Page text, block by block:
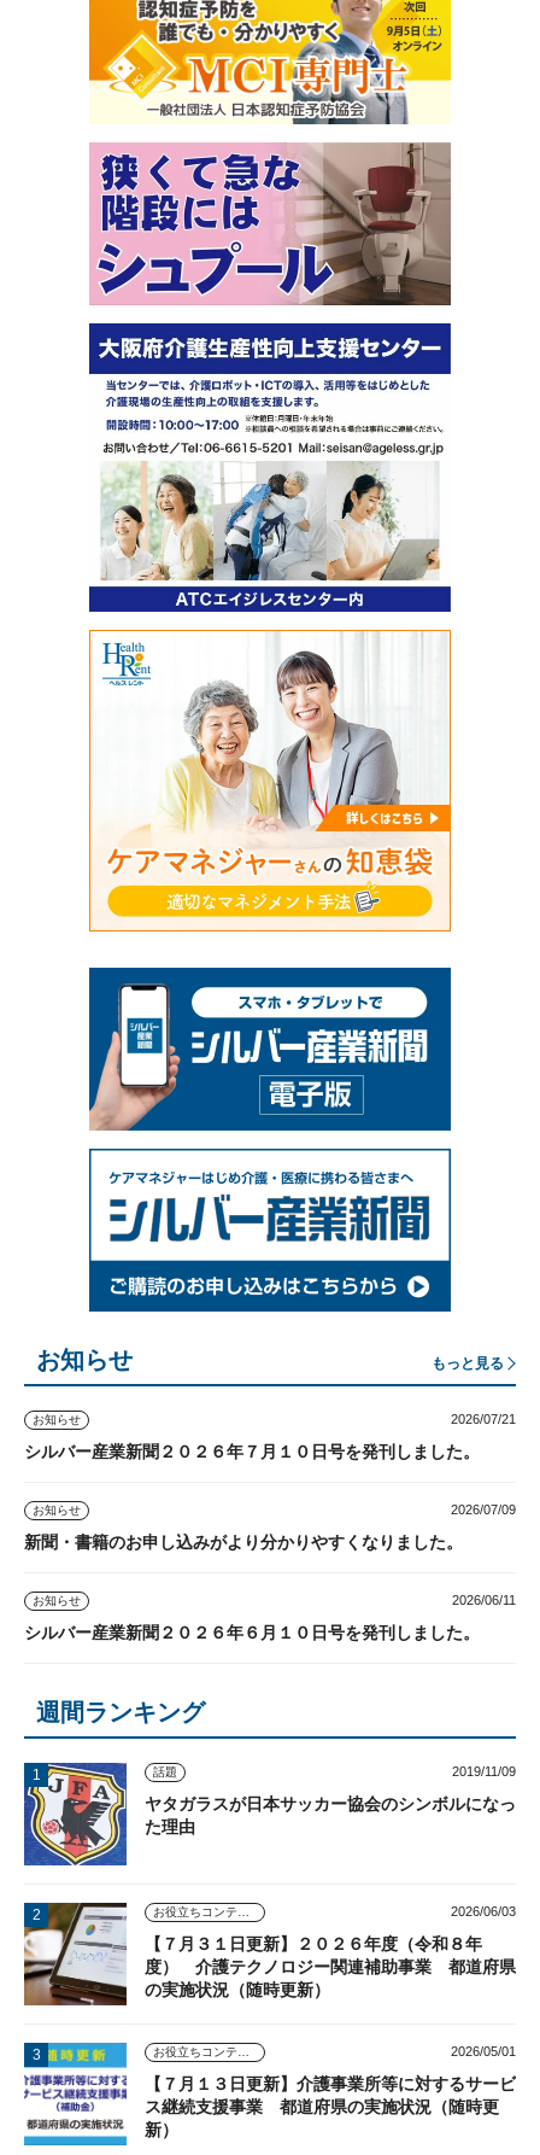
お知らせ もっと見る
お知らせ 2026/07/21
シルバー産業新聞２０２６年７月１０日号を発刊しました。
お知らせ 2026/07/09
新聞・書籍のお申し込みがより分かりやすくなりました。
お知らせ 2026/06/11
シルバー産業新聞２０２６年６月１０日号を発刊しました。
週間ランキング
話題 2019/11/09
ヤタガラスが日本サッカー協会のシンボルになっ
た理由
お役立ちコンテンツ 2026/06/03
【７月３１日更新】２０２６年度（令和８年
度） 介護テクノロジー関連補助事業 都道府県
の実施状況（随時更新）
お役立ちコンテンツ 2026/05/01
【７月１３日更新】介護事業所等に対するサービ
ス継続支援事業 都道府県の実施状況（随時更
新）